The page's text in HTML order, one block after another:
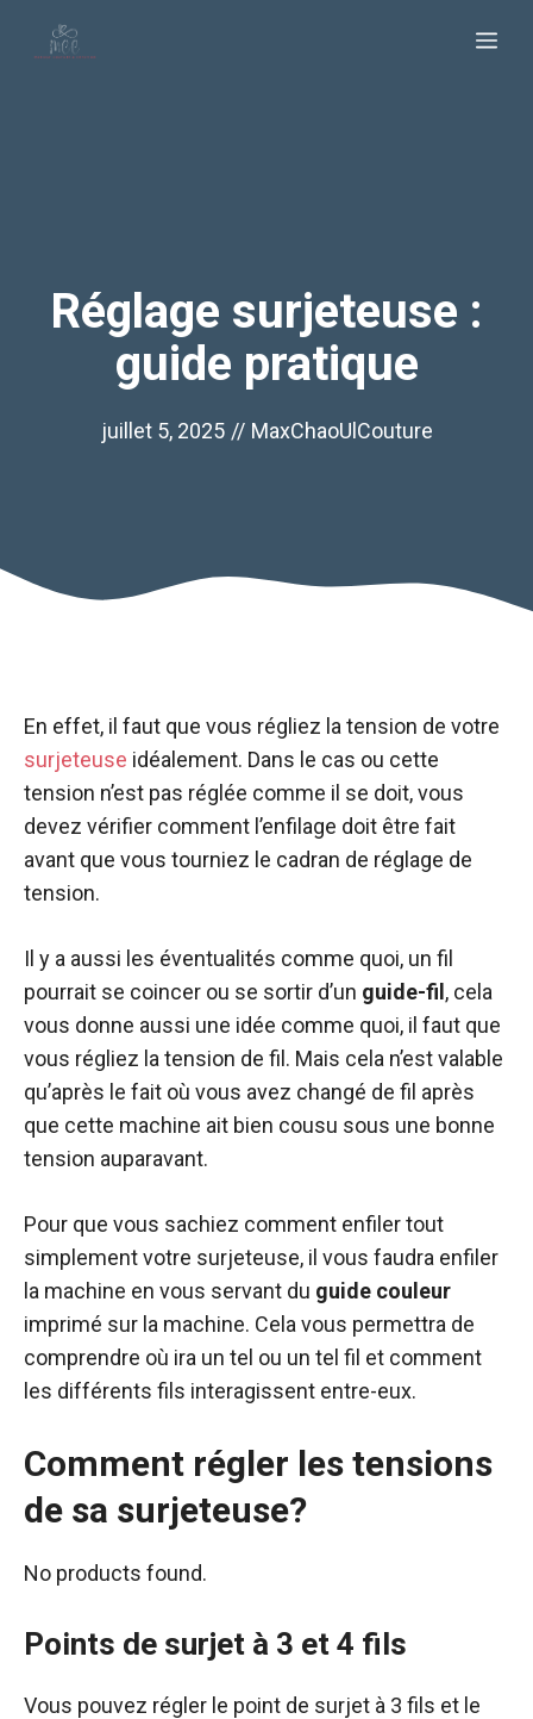
Réglage surjeteuse :
guide pratique
juillet 5, 2025 // MaxChaoUlCouture
En effet, il faut que vous régliez la tension de votre
surjeteuse idéalement. Dans le cas ou cette
tension n’est pas réglée comme il se doit, vous
devez vérifier comment l’enfilage doit être fait
avant que vous tourniez le cadran de réglage de
tension.
Il y a aussi les éventualités comme quoi, un fil
pourrait se coincer ou se sortir d’un guide-fil , cela
vous donne aussi une idée comme quoi, il faut que
vous régliez la tension de fil. Mais cela n’est valable
qu’après le fait où vous avez changé de fil après
que cette machine ait bien cousu sous une bonne
tension auparavant.
Pour que vous sachiez comment enfiler tout
simplement votre surjeteuse, il vous faudra enfiler
la machine en vous servant du guide couleur
imprimé sur la machine. Cela vous permettra de
comprendre où ira un tel ou un tel fil et comment
les différents fils interagissent entre-eux.
Comment régler les tensions
de sa surjeteuse?
No products found.
Points de surjet à 3 et 4 fils
Vous pouvez régler le point de surjet à 3 fils et le